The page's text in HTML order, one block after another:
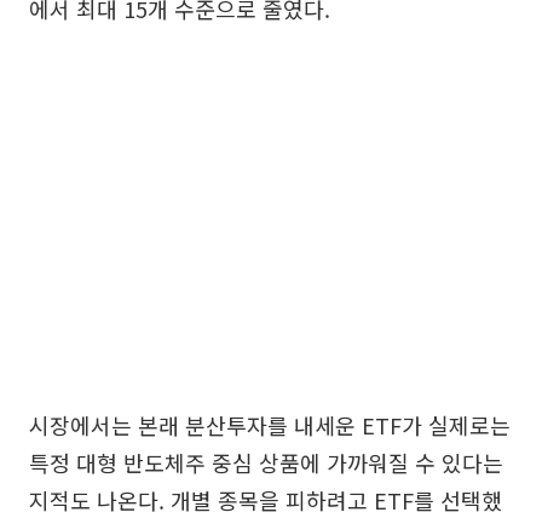
에서 최대 15개 수준으로 줄였다.
시장에서는 본래 분산투자를 내세운 ETF가 실제로는
특정 대형 반도체주 중심 상품에 가까워질 수 있다는
지적도 나온다. 개별 종목을 피하려고 ETF를 선택했